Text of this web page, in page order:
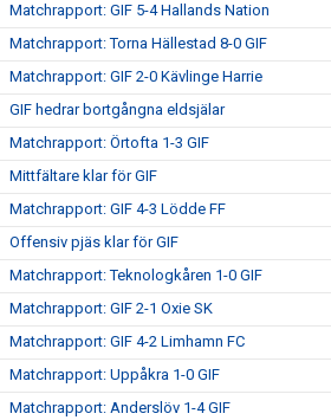
Matchrapport: GIF 5-4 Hallands Nation
Matchrapport: Torna Hällestad 8-0 GIF
Matchrapport: GIF 2-0 Kävlinge Harrie
GIF hedrar bortgångna eldsjälar
Matchrapport: Örtofta 1-3 GIF
Mittfältare klar för GIF
Matchrapport: GIF 4-3 Lödde FF
Offensiv pjäs klar för GIF
Matchrapport: Teknologkåren 1-0 GIF
Matchrapport: GIF 2-1 Oxie SK
Matchrapport: GIF 4-2 Limhamn FC
Matchrapport: Uppåkra 1-0 GIF
Matchrapport: Anderslöv 1-4 GIF